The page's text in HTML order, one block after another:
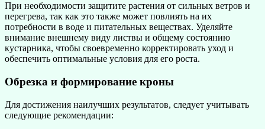
При необходимости защитите растения от сильных ветров и
перегрева, так как это также может повлиять на их
потребности в воде и питательных веществах. Уделяйте
внимание внешнему виду листвы и общему состоянию
кустарника, чтобы своевременно корректировать уход и
обеспечить оптимальные условия для его роста.
Обрезка и формирование кроны
Для достижения наилучших результатов, следует учитывать
следующие рекомендации: